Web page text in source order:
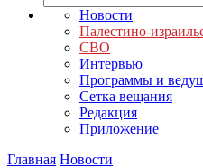
Новости
Палестино-
СВО
Интервью
Программы и
Сетка вещания
Редакция
Приложение
Главная Новости